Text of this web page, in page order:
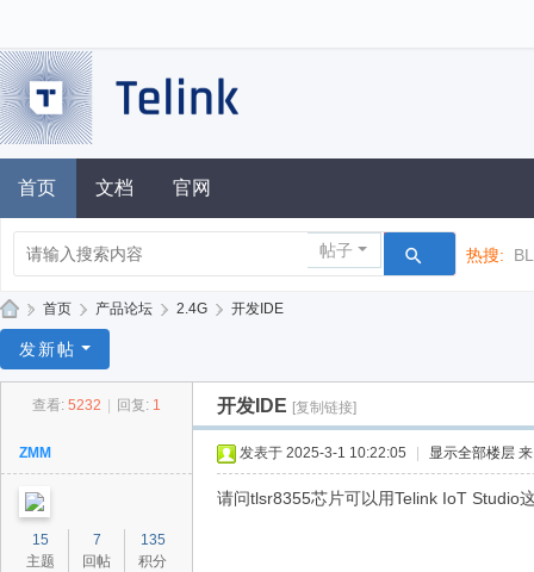
首页 文档 官网
帖子 热搜:
凌
» 首页 › 产品论坛 › 2.4G › 开发IDE
发新帖
查看: 5232 回复: 1 开发IDE [复制链接]
ZMM
15
主题
7
回帖
135
积分
发表于 2025-3-1 10:22:05 显示全部楼层
请问tlsr8355芯片可以用Telink IoT Studio